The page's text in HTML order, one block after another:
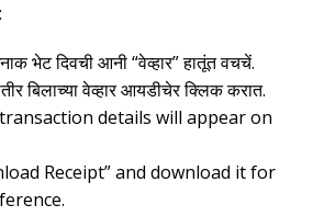
भेट दिवची आनी “वेव्हार” हातूंत वचचें.
बिलाच्या वेव्हार आयडीचेर क्लिक करात.
details will appear on
Receipt” and download it for